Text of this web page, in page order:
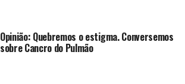
Opinião: Quebremos o estigma. Conversemos
sobre Cancro do Pulmão